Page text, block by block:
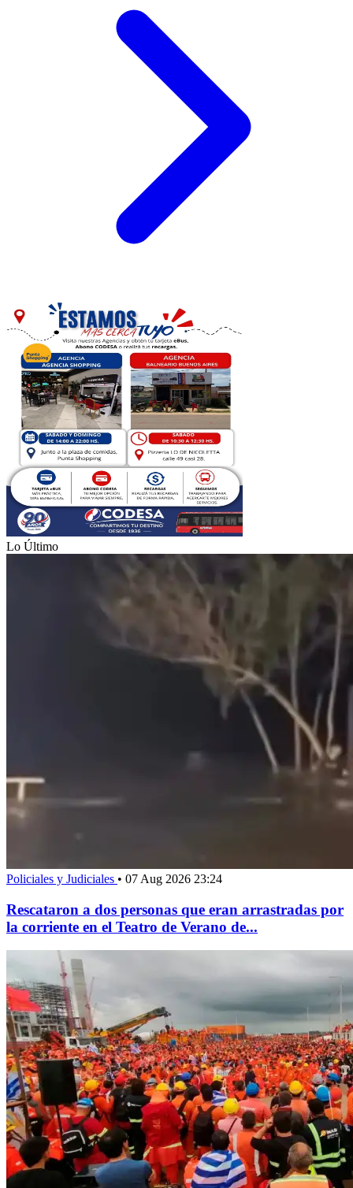
Lo Último
Policiales y Judiciales • 07 Aug 2026 23:24
Rescataron a dos personas que eran arrastradas por
la corriente en el Teatro de Verano de...